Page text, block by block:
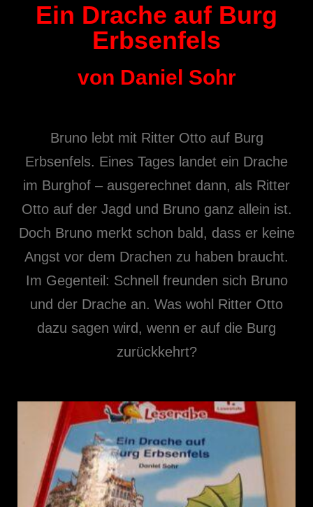
Ein Drache auf Burg
Erbsenfels
von Daniel Sohr
Bruno lebt mit Ritter Otto auf Burg
Erbsenfels. Eines Tages landet ein Drache
im Burghof – ausgerechnet dann, als Ritter
Otto auf der Jagd und Bruno ganz allein ist.
Doch Bruno merkt schon bald, dass er keine
Angst vor dem Drachen zu haben braucht.
Im Gegenteil: Schnell freunden sich Bruno
und der Drache an. Was wohl Ritter Otto
dazu sagen wird, wenn er auf die Burg
zurückkehrt?